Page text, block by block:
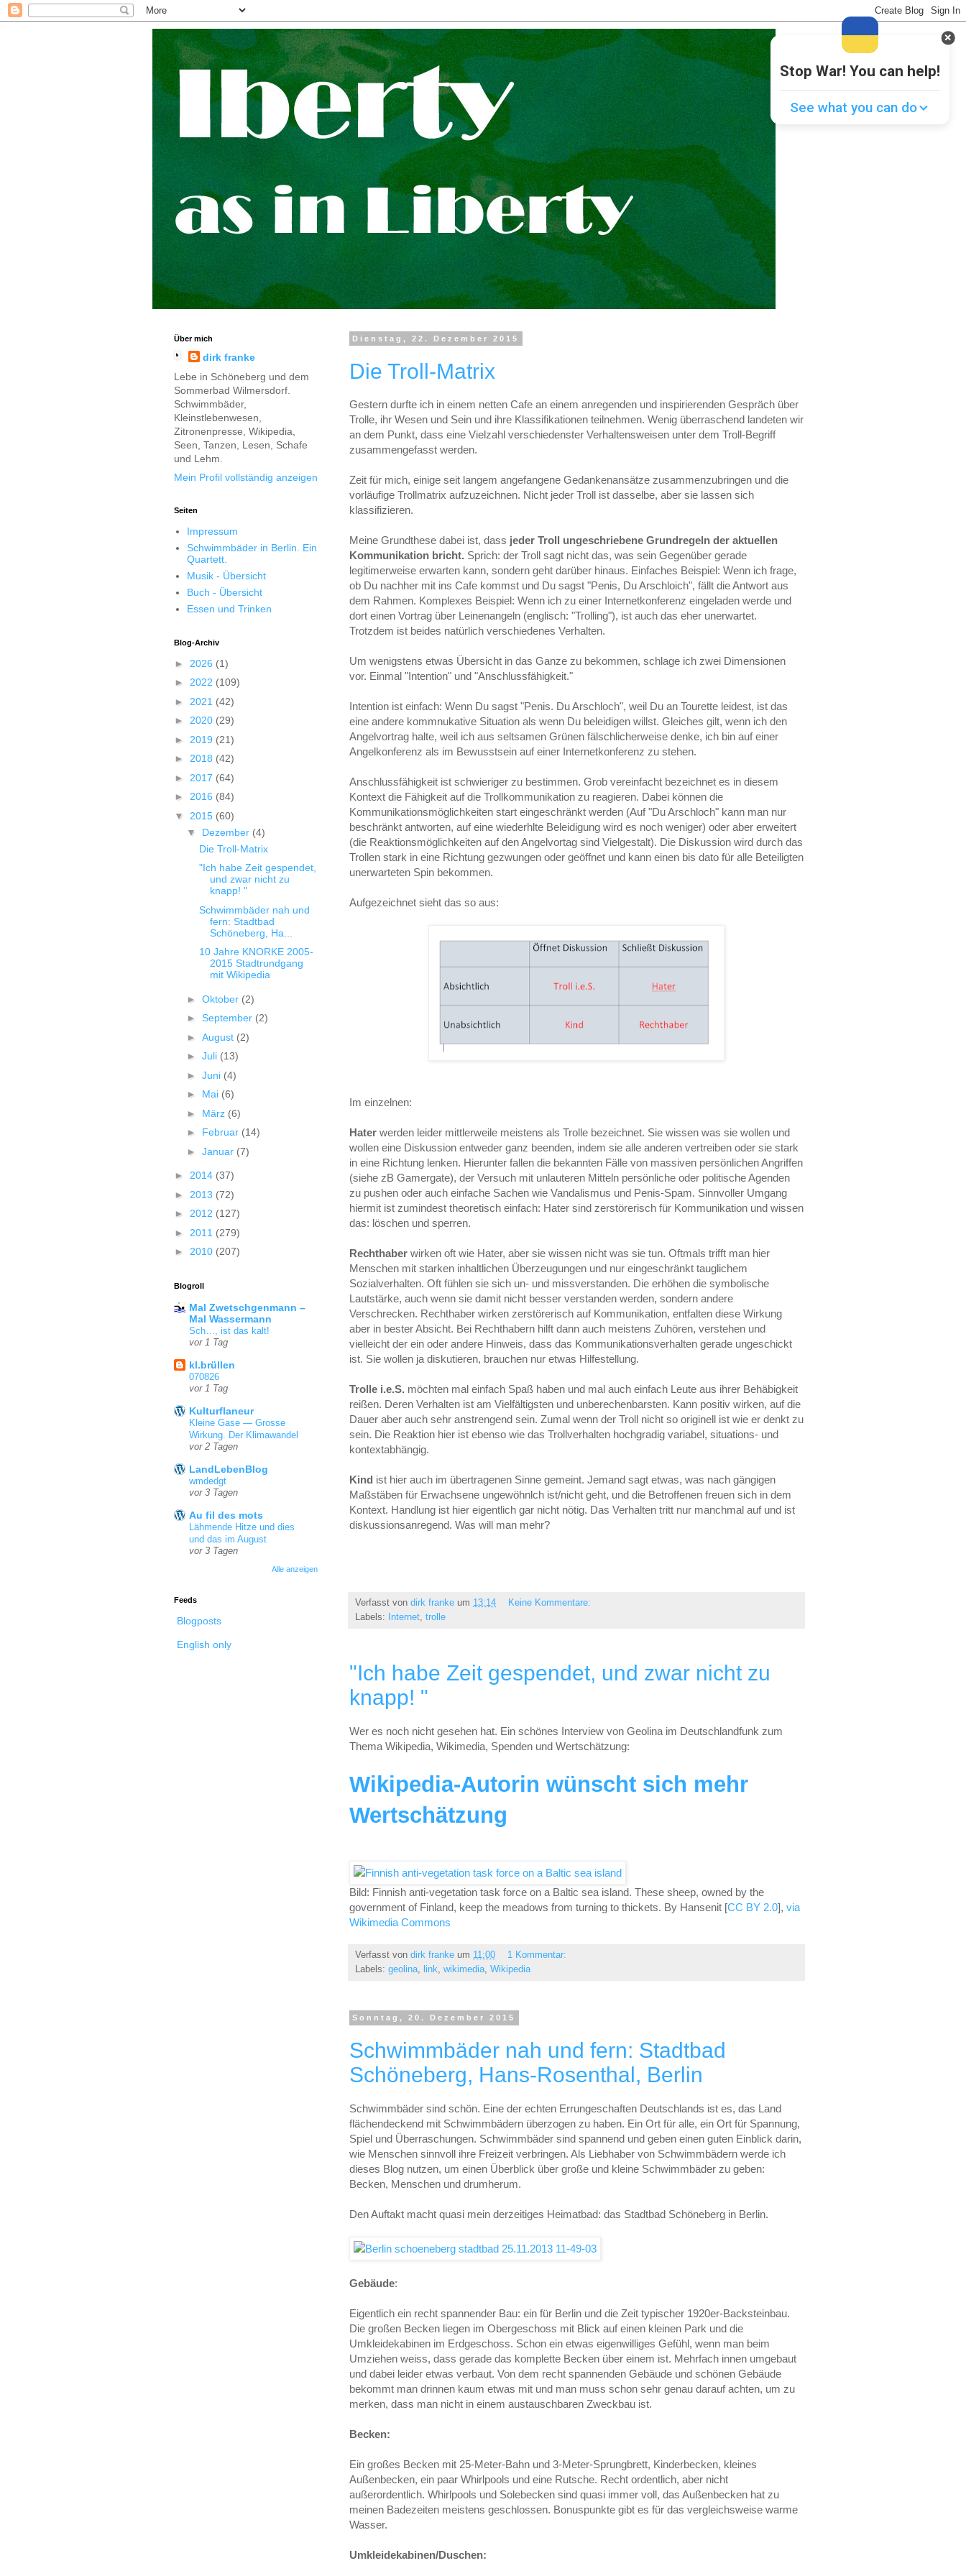
Dienstag, 22. Dezember 2015
Die Troll-Matrix
Gestern durfte ich in einem netten Cafe an einem anregenden und inspirierenden Gespräch über
Trolle, ihr Wesen und Sein und ihre Klassifikationen teilnehmen. Wenig überraschend landeten wir
an dem Punkt, dass eine Vielzahl verschiedenster Verhaltensweisen unter dem Troll-Begriff
zusammengefasst werden.
Zeit für mich, einige seit langem angefangene Gedankenansätze zusammenzubringen und die
vorläufige Trollmatrix aufzuzeichnen. Nicht jeder Troll ist dasselbe, aber sie lassen sich
klassifizieren.
Meine Grundthese dabei ist, dass jeder Troll ungeschriebene Grundregeln der aktuellen
Kommunikation bricht. Sprich: der Troll sagt nicht das, was sein Gegenüber gerade
legitimerweise erwarten kann, sondern geht darüber hinaus. Einfaches Beispiel: Wenn ich frage,
ob Du nachher mit ins Cafe kommst und Du sagst "Penis, Du Arschloich", fällt die Antwort aus
dem Rahmen. Komplexes Beispiel: Wenn ich zu einer Internetkonferenz eingeladen werde und
dort einen Vortrag über Leinenangeln (englisch: "Trolling"), ist auch das eher unerwartet.
Trotzdem ist beides natürlich verschiedenes Verhalten.
Um wenigstens etwas Übersicht in das Ganze zu bekommen, schlage ich zwei Dimensionen
vor. Einmal "Intention" und "Anschlussfähigkeit."
Intention ist einfach: Wenn Du sagst "Penis. Du Arschloch", weil Du an Tourette leidest, ist das
eine andere kommnukative Situation als wenn Du beleidigen willst. Gleiches gilt, wenn ich den
Angelvortrag halte, weil ich aus seltsamen Grünen fälschlicherweise denke, ich bin auf einer
Angelkonferenz als im Bewusstsein auf einer Internetkonferenz zu stehen.
Anschlussfähigkeit ist schwieriger zu bestimmen. Grob vereinfacht bezeichnet es in diesem
Kontext die Fähigkeit auf die Trollkommunikation zu reagieren. Dabei können die
Kommunikationsmöglichkeiten start eingeschränkt werden (Auf "Du Arschloch" kann man nur
beschränkt antworten, auf eine wiederhlte Beleidigung wird es noch weniger) oder aber erweitert
(die Reaktionsmöglichkeiten auf den Angelvortag sind Vielgestalt). Die Diskussion wird durch das
Trollen stark in eine Richtung gezwungen oder geöffnet und kann einen bis dato für alle Beteiligten
unerwarteten Spin bekommen.
Aufgezeichnet sieht das so aus:
Im einzelnen:
Hater werden leider mittlerweile meistens als Trolle bezeichnet. Sie wissen was sie wollen und
wollen eine Diskussion entweder ganz beenden, indem sie alle anderen vertreiben oder sie stark
in eine Richtung lenken. Hierunter fallen die bekannten Fälle von massiven persönlichen Angriffen
(siehe zB Gamergate), der Versuch mit unlauteren Mitteln persönliche oder politische Agenden
zu pushen oder auch einfache Sachen wie Vandalismus und Penis-Spam. Sinnvoller Umgang
hiermit ist zumindest theoretisch einfach: Hater sind zerstörerisch für Kommunikation und wissen
das: löschen und sperren.
Rechthaber wirken oft wie Hater, aber sie wissen nicht was sie tun. Oftmals trifft man hier
Menschen mit starken inhaltlichen Überzeugungen und nur eingeschränkt tauglichem
Sozialverhalten. Oft fühlen sie sich un- und missverstanden. Die erhöhen die symbolische
Lautstärke, auch wenn sie damit nicht besser verstanden werden, sondern andere
Verschrecken. Rechthaber wirken zerstörerisch auf Kommunikation, entfalten diese Wirkung
aber in bester Absicht. Bei Rechthabern hilft dann auch meistens Zuhören, verstehen und
vielleicht der ein oder andere Hinweis, dass das Kommunikationsverhalten gerade ungeschickt
ist. Sie wollen ja diskutieren, brauchen nur etwas Hilfestellung.
Trolle i.e.S. möchten mal einfach Spaß haben und mal auch einfach Leute aus ihrer Behäbigkeit
reißen. Deren Verhalten ist am Vielfältigsten und unberechenbarsten. Kann positiv wirken, auf die
Dauer aber auch sehr anstrengend sein. Zumal wenn der Troll nicht so originell ist wie er denkt zu
sein. Die Reaktion hier ist ebenso wie das Trollverhalten hochgradig variabel, situations- und
kontextabhängig.
Kind ist hier auch im übertragenen Sinne gemeint. Jemand sagt etwas, was nach gängigen
Maßstäben für Erwachsene ungewöhnlch ist/nicht geht, und die Betroffenen freuen sich in dem
Kontext. Handlung ist hier eigentlich gar nicht nötig. Das Verhalten tritt nur manchmal auf und ist
diskussionsanregend. Was will man mehr?
Verfasst von dirk franke um 13:14
Keine Kommentare:
Labels:
Internet, trolle
"Ich habe Zeit gespendet, und zwar nicht zu
knapp! "
Wer es noch nicht gesehen hat. Ein schönes Interview von Geolina im Deutschlandfunk zum
Thema Wikipedia, Wikimedia, Spenden und Wertschätzung:
Wikipedia-Autorin wünscht sich mehr
Wertschätzung
Bild: Finnish anti-vegetation task force on a Baltic sea island. These sheep, owned by the
government of Finland, keep the meadows from turning to thickets. By Hansenit [CC BY 2.0], via
Wikimedia Commons
Verfasst von dirk franke um 11:00
1 Kommentar:
Labels: geolina, link, wikimedia, Wikipedia
Sonntag, 20. Dezember 2015
Schwimmbäder nah und fern: Stadtbad
Schöneberg, Hans-Rosenthal, Berlin
Schwimmbäder sind schön. Eine der echten Errungeschaften Deutschlands ist es, das Land
flächendeckend mit Schwimmbädern überzogen zu haben. Ein Ort für alle, ein Ort für Spannung,
Spiel und Überraschungen. Schwimmbäder sind spannend und geben einen guten Einblick darin,
wie Menschen sinnvoll ihre Freizeit verbringen. Als Liebhaber von Schwimmbädern werde ich
dieses Blog nutzen, um einen Überblick über große und kleine Schwimmbäder zu geben:
Becken, Menschen und drumherum.
Den Auftakt macht quasi mein derzeitiges Heimatbad: das Stadtbad Schöneberg in Berlin.
Gebäude:
Eigentlich ein recht spannender Bau: ein für Berlin und die Zeit typischer 1920er-Backsteinbau.
Die großen Becken liegen im Obergeschoss mit Blick auf einen kleinen Park und die
Umkleidekabinen im Erdgeschoss. Schon ein etwas eigenwilliges Gefühl, wenn man beim
Umziehen weiss, dass gerade das komplette Becken über einem ist. Mehrfach innen umgebaut
und dabei leider etwas verbaut. Von dem recht spannenden Gebäude und schönen Gebäude
bekommt man drinnen kaum etwas mit und man muss schon sehr genau darauf achten, um zu
merken, dass man nicht in einem austauschbaren Zweckbau ist.
Becken:
Ein großes Becken mit 25-Meter-Bahn und 3-Meter-Sprungbrett, Kinderbecken, kleines
Außenbecken, ein paar Whirlpools und eine Rutsche. Recht ordentlich, aber nicht
außerordentlich. Whirlpools und Solebecken sind quasi immer voll, das Außenbecken hat zu
meinen Badezeiten meistens geschlossen. Bonuspunkte gibt es für das vergleichsweise warme
Wasser.
Umkleidekabinen/Duschen:
Über mich
dirk franke
Lebe in Schöneberg und dem
Sommerbad Wilmersdorf.
Schwimmbäder,
Kleinstlebenwesen,
Zitronenpresse, Wikipedia,
Seen, Tanzen, Lesen, Schafe
und Lehm.
Mein Profil vollständig anzeigen
Seiten
Impressum
Schwimmbäder in Berlin. Ein
Quartett.
Musik - Übersicht
Buch - Übersicht
Essen und Trinken
Blog-Archiv
► 2026 (1)
► 2022 (109)
► 2021 (42)
► 2020 (29)
► 2019 (21)
► 2018 (42)
► 2017 (64)
► 2016 (84)
▼ 2015 (60)
▼ Dezember (4)
Die Troll-Matrix
"Ich habe Zeit gespendet,
und zwar nicht zu
knapp! "
Schwimmbäder nah und
fern: Stadtbad
Schöneberg, Ha...
10 Jahre KNORKE 2005-
2015 Stadtrundgang
mit Wikipedia
► Oktober (2)
► September (2)
► August (2)
► Juli (13)
► Juni (4)
► Mai (6)
► März (6)
► Februar (14)
► Januar (7)
► 2014 (37)
► 2013 (72)
► 2012 (127)
► 2011 (279)
► 2010 (207)
Blogroll
Mal Zwetschgenmann –
Mal Wassermann
Sch…, ist das kalt!
vor 1 Tag
kl.brüllen
070826
vor 1 Tag
Kulturflaneur
Kleine Gase — Grosse
Wirkung. Der Klimawandel
vor 2 Tagen
LandLebenBlog
wmdedgt
vor 3 Tagen
Au fil des mots
Lähmende Hitze und dies
und das im August
vor 3 Tagen
Alle anzeigen
Feeds
Blogposts
English only
Stop War! You can help!
See what you can do